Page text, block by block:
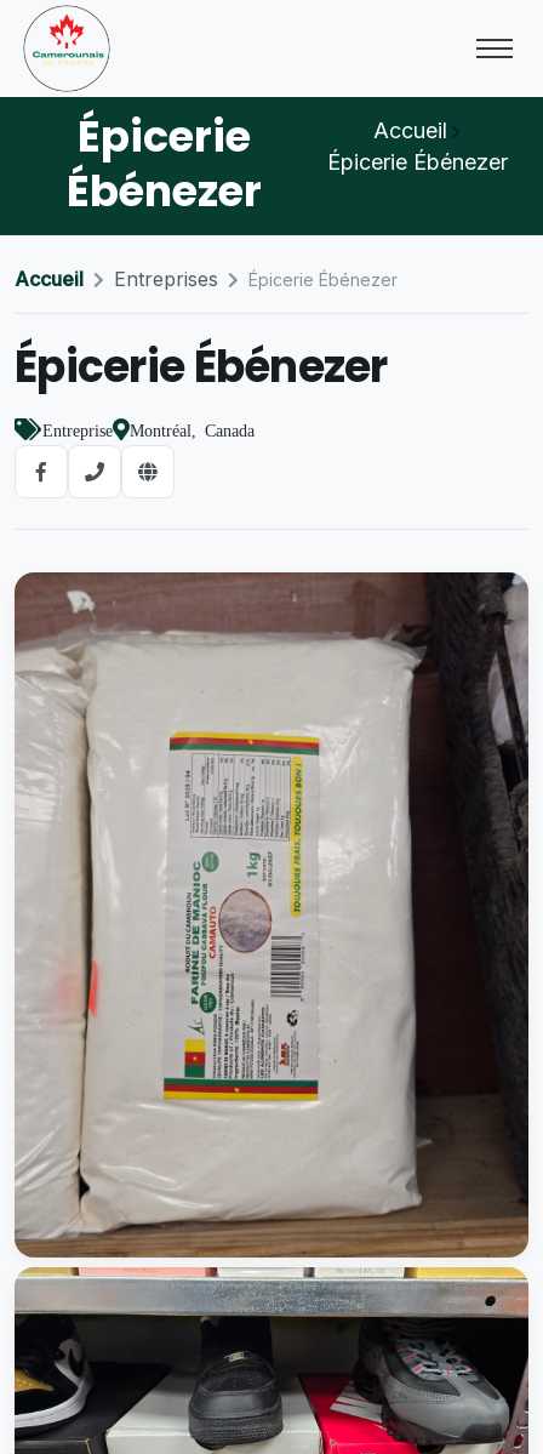
Épicerie
Ébénezer
Accueil
Épicerie Ébénezer
Accueil Entreprises Épicerie Ébénezer
Épicerie Ébénezer
Entreprise Montréal, Canada